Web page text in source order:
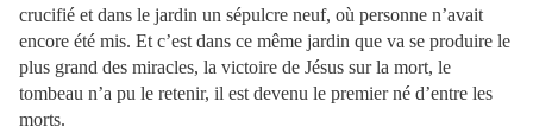
crucifié et dans le jardin un sépulcre neuf, où personne n’avait
encore été mis. Et c’est dans ce même jardin que va se produire le
plus grand des miracles, la victoire de Jésus sur la mort, le
tombeau n’a pu le retenir, il est devenu le premier né d’entre les
morts.